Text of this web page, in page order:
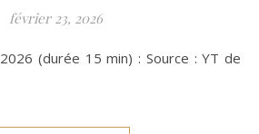
février 23, 2026